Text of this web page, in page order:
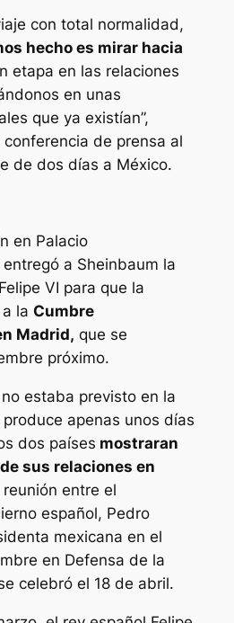
con total normalidad,
hecho es mirar hacia
etapa en las relaciones
en unas
que ya existían”,
de prensa al
de dos días a México.
en Palacio
a Sheinbaum la
VI para que la
la Cumbre
Madrid, que se
próximo.
estaba previsto en la
apenas unos días
dos países mostraran
sus relaciones en
entre el
español, Pedro
mexicana en el
en Defensa de la
celebró el 18 de abril.